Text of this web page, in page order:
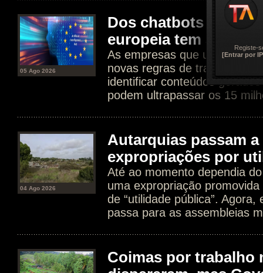
05 Ago 2026
Dos chatbots aos
europeia tem agora
As empresas que usam IA
novas regras de
identificar conteúdos
podem ultrapassar os 15
04 Ago 2026
Autarquias passam
expropriações por
Até ao momento dependia
uma expropriação
de “utilidade pública”. Agora,
passa para as assembleias
Coimas por trabalho
Registe-
[Entrar por